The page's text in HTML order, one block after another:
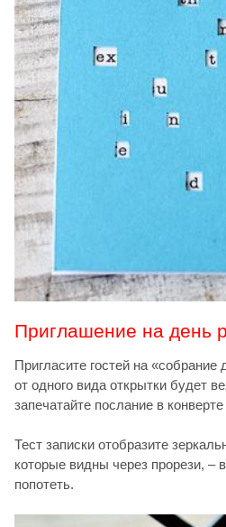
Приглашение на день
Пригласите гостей на
от одного вида открытки будет
запечатайте послание в
Тест записки отобразите
которые видны через прорези, –
попотеть.